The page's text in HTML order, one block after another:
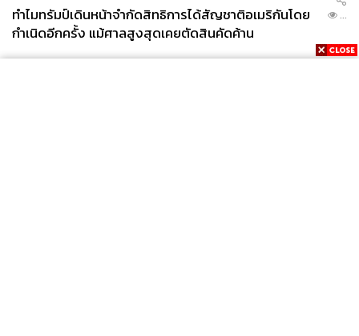
ทำไมทรัมป์เดินหน้าจำกัดสิทธิการได้สัญชาติอเมริกันโดย
กำเนิดอีกครั้ง แม้ศาลสูงสุดเคยตัดสินคัดค้าน
...